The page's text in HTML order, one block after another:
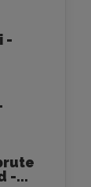
-
-...